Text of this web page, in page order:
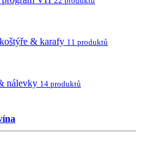
& karafy 11 produktů
nálevky 14 produktů